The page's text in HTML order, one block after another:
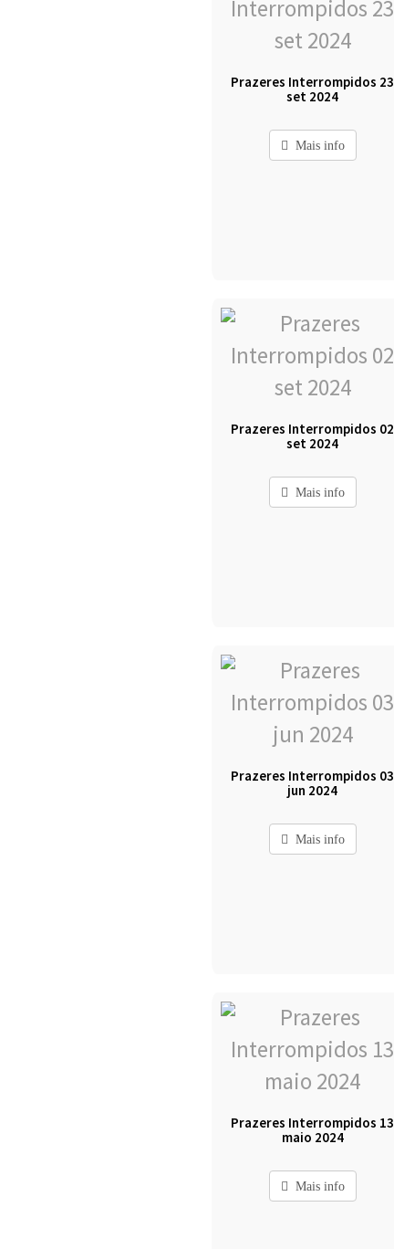
Prazeres Interrompidos 23
set 2024
Mais info
Prazeres Interrompidos 02
set 2024
Mais info
Prazeres Interrompidos 03
jun 2024
Mais info
Prazeres Interrompidos 13
maio 2024
Mais info